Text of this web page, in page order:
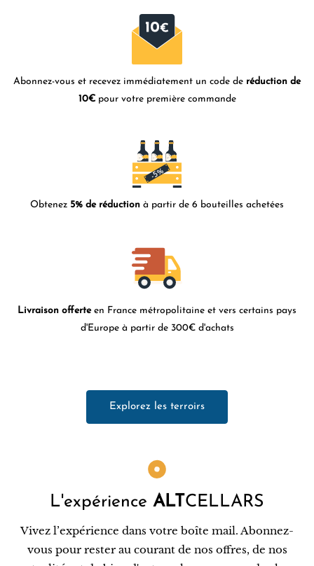
Abonnez-vous et recevez immédiatement un code de réduction de
10€pour votre première commande
Obtenez 5% de réduction à partir de 6 bouteilles achetées
Livraison offerteen France métropolitaine et vers certains pays
d'Europe à partir de 300€ d'achats
Explorez les terroirs
L'expérience ALT CELLARS
Vivez l’expérience dans votre boîte mail. Abonnez-
vous pour rester au courant de nos offres, de nos